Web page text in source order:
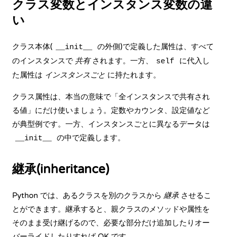
クラス変数とインスタンス変数の違
い
クラス本体( __init__
の外側)で定義した属性は、すべて
のインスタンスで 共有されます。一方、 self
に代入し
た属性は インスタンスごと に持たれます。
クラス属性は、本当の意味で「全インスタンスで共有され
る値」にだけ使いましょう。定数やカウンタ、設定値など
が典型例です。一方、インスタンスごとに異なるデータは
__init__ の中で定義します。
継承(inheritance)
Python では、あるクラスを別のクラスから 継承させるこ
とができます。継承すると、親クラスのメソッドや属性を
そのまま受け継げるので、必要な部分だけ追加したりオー